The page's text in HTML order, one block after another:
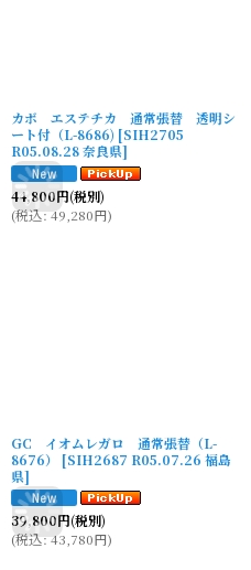
カボ エステチカ 通常張替 透明シ
ート付（L-8686) [SIH2705
R05.08.28 奈良県]
44,800円(税別)
(税込:49,280円)
GC イオムレガロ 通常張替（L-
8676）
[SIH2687 R05.07.26 福島
県]
39,800円(税別)
(税込:43,780円)